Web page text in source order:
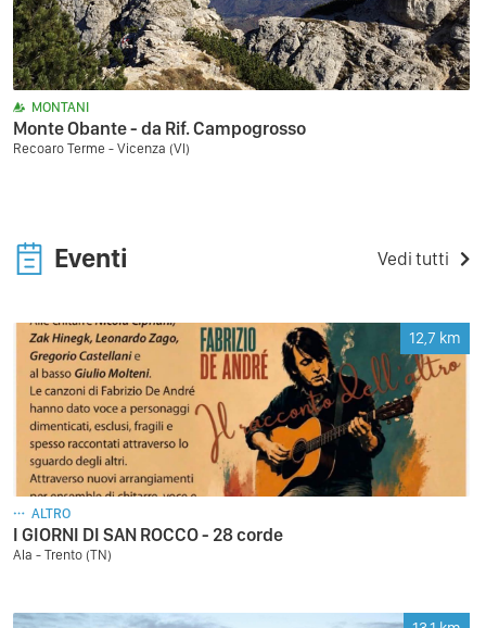
MONTANI
Monte Obante - da Rif. Campogrosso
Recoaro Terme - Vicenza (VI)
Eventi Vedi tutti
12,7 km
ALTRO
I GIORNI DI SAN ROCCO - 28 corde
Ala - Trento (TN)